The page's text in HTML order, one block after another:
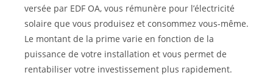
versée par EDF OA, vous rémunère pour l’électricité
solaire que vous produisez et consommez vous-même.
Le montant de la prime varie en fonction de la
puissance de votre installation et vous permet de
rentabiliser votre investissement plus rapidement.